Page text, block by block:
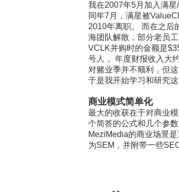
我在2007年5月加入满星
同年7 月，满星被
2010年离职。 而在之后
海团队解散，部分老员工
VCLK并购时的金额是
号人，
年度财报收入大
对赌业季并不顺利，但
于是我开始学习和研究
商业模式简单化
最大的收获在于对商业
个简答的公式和几个参数
MeziMedia的商业场景
为SEM ，并附带一些